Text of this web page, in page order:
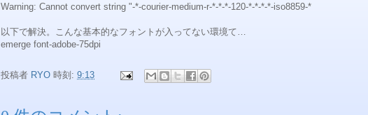
Warning: Cannot convert string "-*-courier-medium-r-*-*-*-120-*-*-*-*-iso8859-*
以下で解決。こんな基本的なフォントが入ってない環境て…
emerge font-adobe-75dpi
投稿者 RYO 時刻: 9:13